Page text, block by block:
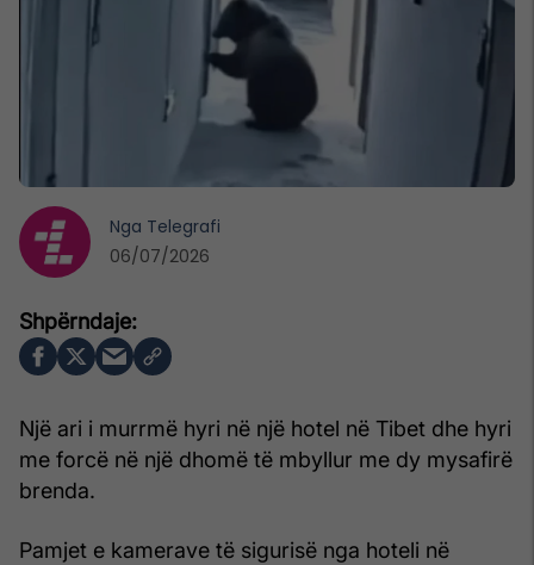
Një ari i murrmë hyri në një hotel në Tibet dhe hyri
me forcë në një dhomë të mbyllur me dy mysafirë
brenda.
Pamjet e kamerave të sigurisë nga hoteli në
Nga Telegrafi
06/07/2026